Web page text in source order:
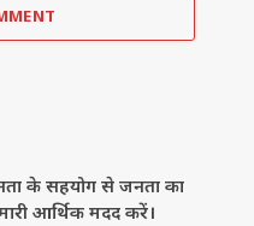
के सहयोग से जनता का
आर्थिक मदद करें।